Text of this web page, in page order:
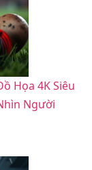
Họa 4K Siêu
Người